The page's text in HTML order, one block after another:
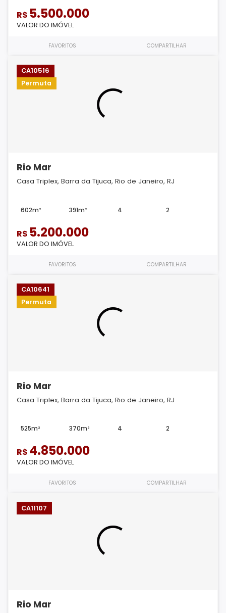
R$ 5.500.000
VALOR DO IMÓVEL
FAVORITOS COMPARTILHAR
CA10516
Permuta
Rio Mar
Casa Triplex, Barra da Tijuca, Rio de Janeiro, RJ
602m² 391m² 4 2
R$ 5.200.000
VALOR DO IMÓVEL
FAVORITOS COMPARTILHAR
CA10641
Permuta
Rio Mar
Casa Triplex, Barra da Tijuca, Rio de Janeiro, RJ
525m² 370m² 4 2
R$ 4.850.000
VALOR DO IMÓVEL
FAVORITOS COMPARTILHAR
CA11107
Rio Mar